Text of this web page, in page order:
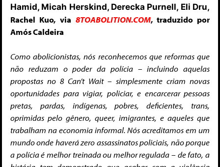
Hamid, Micah Herskind, Derecka Purnell, Eli Dru,
Rachel Kuo, via 8TOABOLITION.COM, traduzido por
Amós Caldeira
Como abolicionistas, nós reconhecemos que reformas que
não reduzam o poder da polícia – incluindo aquelas
propostas no 8 Can’t Wait– simplesmente criam novas
oportunidades para vigiar, policiar, e encarcerar pessoas
pretas, pardas, indígenas, pobres, deficientes, trans,
oprimidas pelo gênero, queer, imigrantes, e aqueles que
trabalham na economia informal. Nós acreditamos em um
mundo onde haverá zero assassinatos policiais, não porque
a polícia é melhor treinada ou melhor regulada – de fato, a